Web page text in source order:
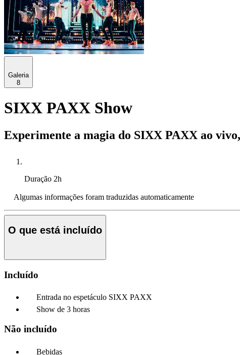
Galeria
8
SIXX PAXX Show
Experimente a magia do SIXX PAXX ao
Duração 2h
Algumas informações foram traduzidas automaticamente
O que está incluído
Incluído
Entrada no espetáculo SIXX PAXX
Show de 3 horas
Não incluído
Bebidas